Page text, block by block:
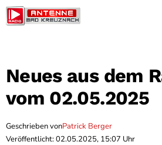
Neues aus dem
vom 02.05.2025
Geschrieben vonPatrick Berger
Veröffentlicht: 02.05.2025, 15:07 Uhr